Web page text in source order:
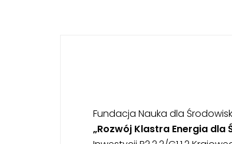
Fundacja Nauka dla
„Rozwój Klastra Energia